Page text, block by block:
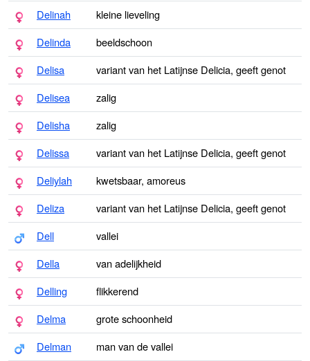
Delinah
kleine lieveling
Delinda
beeldschoon
Delisa
variant van het Latijnse Delicia, geeft genot
Delisea
zalig
Delisha
zalig
Delissa
variant van het Latijnse Delicia, geeft genot
Deliylah
kwetsbaar, amoreus
Deliza
variant van het Latijnse Delicia, geeft genot
Dell
vallei
Della
van adelijkheid
Delling
flikkerend
Delma
grote schoonheid
Delman
man van de vallei